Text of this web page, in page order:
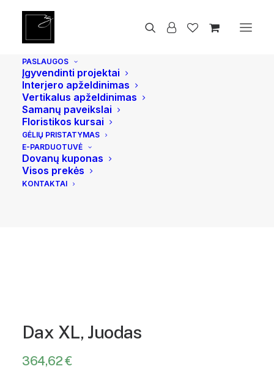
PASLAUGOS
Įgyvendinti projektai
Interjero apželdinimas
Vertikalus apželdinimas
Samanų paveikslai
Floristikos kursai
GĖLIŲ PRISTATYMAS
E-PARDUOTUVĖ
Dovanų kuponas
Visos prekės
KONTAKTAI
Pradžia Vidaus ir lauko vazonai Dax XL, Juodas
Dax XL, Juodas
364,62€